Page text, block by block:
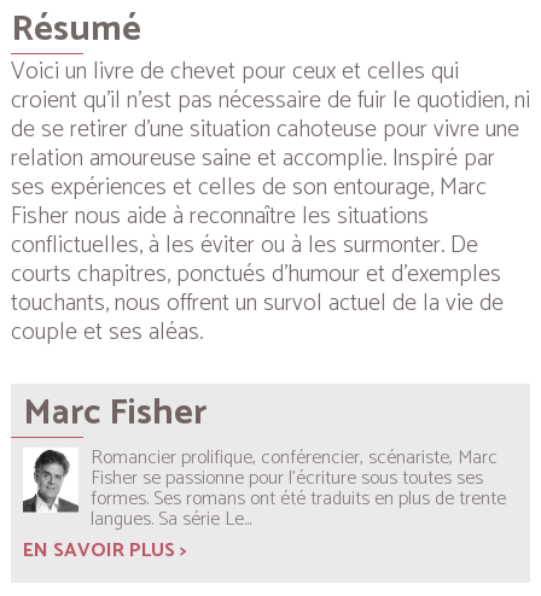
Résumé
Voici un livre de chevet pour ceux et celles qui
croient qu’il n’est pas nécessaire de fuir le quotidien, ni
de se retirer d’une situation cahoteuse pour vivre une
relation amoureuse saine et accomplie. Inspiré par
ses expériences et celles de son entourage, Marc
Fisher nous aide à reconnaître les situations
conflictuelles, à les éviter ou à les surmonter. De
courts chapitres, ponctués d’humour et d’exemples
touchants, nous offrent un survol actuel de la vie de
couple et ses aléas.
Marc Fisher
Romancier prolifique, conférencier, scénariste, Marc
Fisher se passionne pour l’écriture sous toutes ses
formes. Ses romans ont été traduits en plus de trente
langues. Sa série Le...
EN SAVOIR PLUS >